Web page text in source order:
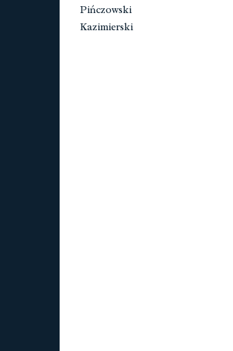
Pińczowski
Kazimierski